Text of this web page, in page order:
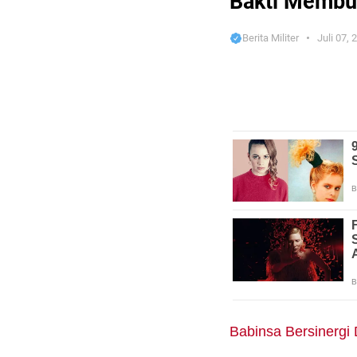
Berita Militer Juli 07,
Babinsa Bersinergi